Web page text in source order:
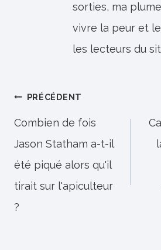
sorties, ma
vivre la peur et
les lecteurs du
Navigation
de
l’article
PRÉCÉDENT
Combien de fois
Jason Statham a-t-il
été piqué alors qu'il
tirait sur l'apiculteur
?